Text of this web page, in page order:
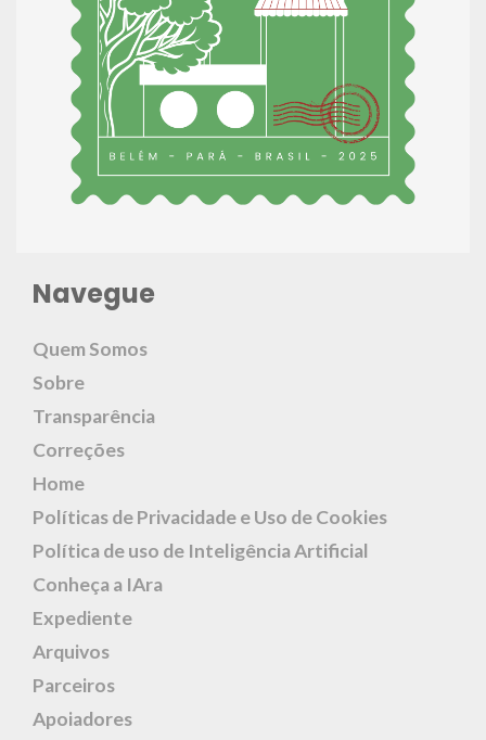
Navegue
Quem Somos
Sobre
Transparência
Correções
Home
Políticas de Privacidade e Uso de Cookies
Política de uso de Inteligência Artificial
Conheça a IAra
Expediente
Arquivos
Parceiros
Apoiadores